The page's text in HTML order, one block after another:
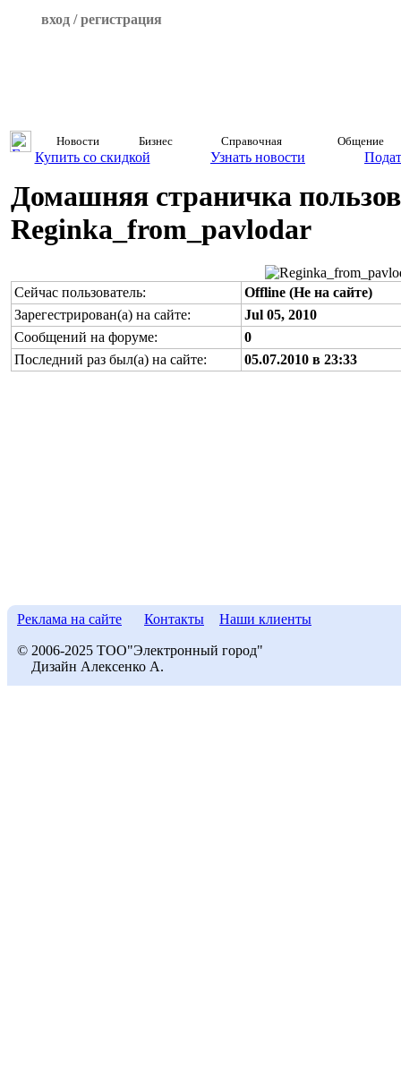
вход / регистрация
Новости Бизнес Справочная Общение
Купить со скидкой Узнать новости
Домашняя страничка
Reginka_from_pavlodar
Сейчас пользователь:
Offline (Не на сайте)
Зарегестрирован(а) на сайте:
Jul 05, 2010
Сообщений на форуме:
0
Последний раз был(а) на сайте:
05.07.2010 в 23:33
Реклама на сайте Контакты Наши клиенты
© 2006-2025 ТОО"Электронный город"
Дизайн Алексенко А.